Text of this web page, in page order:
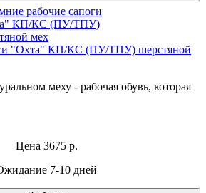
"Охта" КП/КС (ПУ/ТПУ) шерстяной
меху - рабочая обувь, которая
Цена 3675 р.
7-10 дней